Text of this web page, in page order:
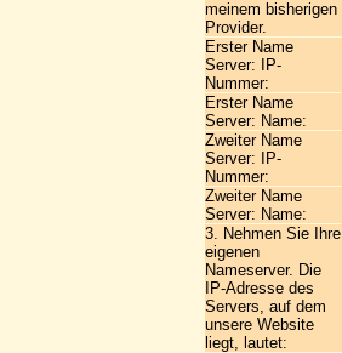
meinem bisherigen
Provider.
Erster Name
Server: IP-
Nummer:
Erster Name
Server: Name:
Zweiter Name
Server: IP-
Nummer:
Zweiter Name
Server: Name:
3. Nehmen Sie Ihre
eigenen
Nameserver. Die
IP-Adresse des
Servers, auf dem
unsere Website
liegt, lautet: